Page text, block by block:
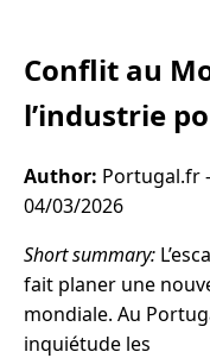
Conflit au
l’industrie
Author:
04/03/2026
Short summary:
fait planer une
mondiale. Au
inquiétude les